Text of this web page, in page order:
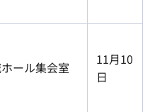
ール集会室
11月10
日